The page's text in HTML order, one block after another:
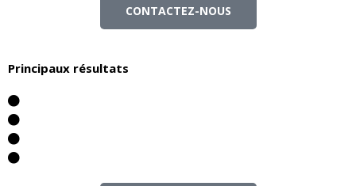
CONTACTEZ-NOUS
Principaux résultats